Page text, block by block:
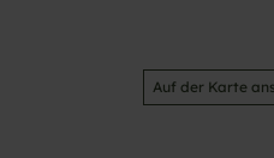
Auf der Karte